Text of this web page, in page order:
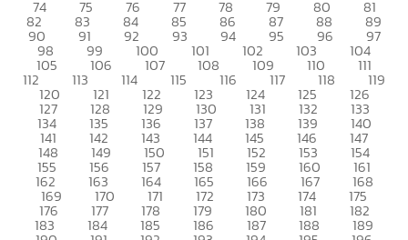
74 75 76 77 78 79 80 81
82 83 84 85 86 87 88 89
90 91 92 93 94 95 96 97
98 99 100 101 102 103 104
105 106 107 108 109 110 111
112 113 114 115 116 117 118 119
120 121 122 123 124 125 126
127 128 129 130 131 132 133
134 135 136 137 138 139 140
141 142 143 144 145 146 147
148 149 150 151 152 153 154
155 156 157 158 159 160 161
162 163 164 165 166 167 168
169 170 171 172 173 174 175
176 177 178 179 180 181 182
183 184 185 186 187 188 189